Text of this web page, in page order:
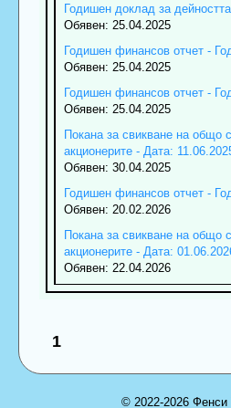
Годишен доклад за
Обявен: 25.04.2025
Годишен финансов отчет -
Обявен: 25.04.2025
Годишен финансов отчет -
Обявен: 25.04.2025
Покана за свикване на общо
акционерите - Дата:
Обявен: 30.04.2025
Годишен финансов отчет -
Обявен: 20.02.2026
Покана за свикване на общо
акционерите - Дата:
Обявен: 22.04.2026
1
© 2022-2026